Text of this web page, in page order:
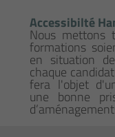
Accessibilté
Nous
formations
en situation
chaque
fera l'objet
une bonne